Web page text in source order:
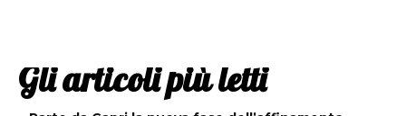
Gli articoli più letti